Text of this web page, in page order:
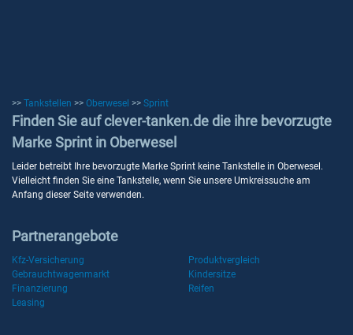
>> Tankstellen >> Oberwesel >> Sprint
Finden Sie auf clever-tanken.de die ihre bevorzugte
Marke Sprint in Oberwesel
Leider betreibt Ihre bevorzugte Marke Sprint keine Tankstelle in Oberwesel.
Vielleicht finden Sie eine Tankstelle, wenn Sie unsere Umkreissuche am
Anfang dieser Seite verwenden.
Partnerangebote
Kfz-Versicherung
Produktvergleich
Gebrauchtwagenmarkt
Kindersitze
Finanzierung
Reifen
Leasing